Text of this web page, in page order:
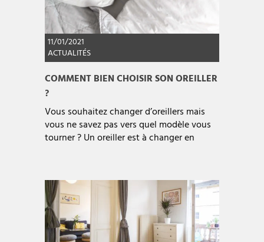
11/01/2021
ACTUALITÉS
COMMENT BIEN CHOISIR SON OREILLER
?
Vous souhaitez changer d’oreillers mais
vous ne savez pas vers quel modèle vous
tourner ? Un oreiller est à changer en